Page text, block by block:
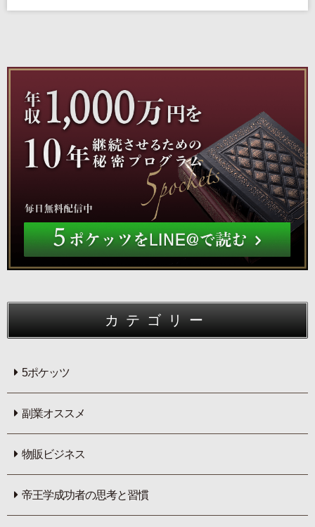
カテゴリー
5ポケッツ
副業オススメ
物販ビジネス
帝王学成功者の思考と習慣